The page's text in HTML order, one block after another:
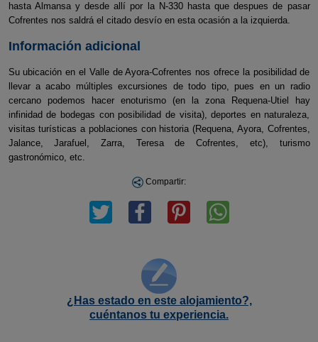
hasta Almansa y desde allí por la N-330 hasta que despues de pasar
Cofrentes nos saldrá el citado desvío en esta ocasión a la izquierda.
Información adicional
Su ubicación en el Valle de Ayora-Cofrentes nos ofrece la posibilidad de
llevar a acabo múltiples excursiones de todo tipo, pues en un radio
cercano podemos hacer enoturismo (en la zona Requena-Utiel hay
infinidad de bodegas con posibilidad de visita), deportes en naturaleza,
visitas turísticas a poblaciones con historia (Requena, Ayora, Cofrentes,
Jalance, Jarafuel, Zarra, Teresa de Cofrentes, etc), turismo
gastronómico, etc.
Compartir:
¿Has estado en este alojamiento?,
cuéntanos tu experiencia.